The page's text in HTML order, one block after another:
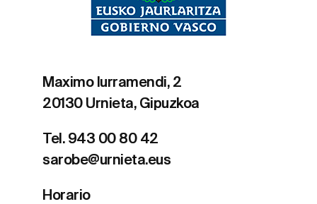
Maximo Iurramendi, 2
20130 Urnieta, Gipuzkoa
Tel. 943 00 80 42
sarobe@urnieta.eus
Horario